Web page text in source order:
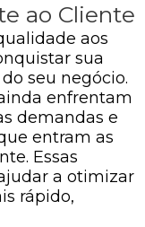
ao Cliente
aos
sua
seu negócio.
enfrentam
demandas e
entram as
Essas
a otimizar
rápido,